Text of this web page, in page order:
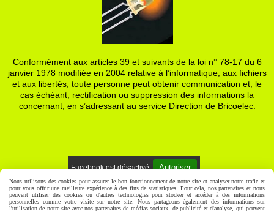
Conformément aux articles 39 et suivants de la loi n° 78-17 du 6
janvier 1978 modifiée en 2004 relative à l’informatique, aux fichiers
et aux libertés, toute personne peut obtenir communication et, le
cas échéant, rectification ou suppression des informations la
concernant, en s’adressant au service Direction de Bricoelec.
Facebook est désactivé. Autoriser
Mentions Légales Gestion cookies Mon Compte
Nous utilisons des cookies pour assurer le bon fonctionnement de notre site et analyser notre trafic et
pour vous offrir une meilleure expérience à des fins de statistiques. Pour cela, nos partenaires et nous
peuvent utiliser des cookies ou d'autres technologies pour stocker et accéder à des informations
personnelles comme votre visite sur notre site. Nous partageons également des informations sur
l'utilisation de notre site avec nos partenaires de médias sociaux, de publicité et d'analyse, qui peuvent